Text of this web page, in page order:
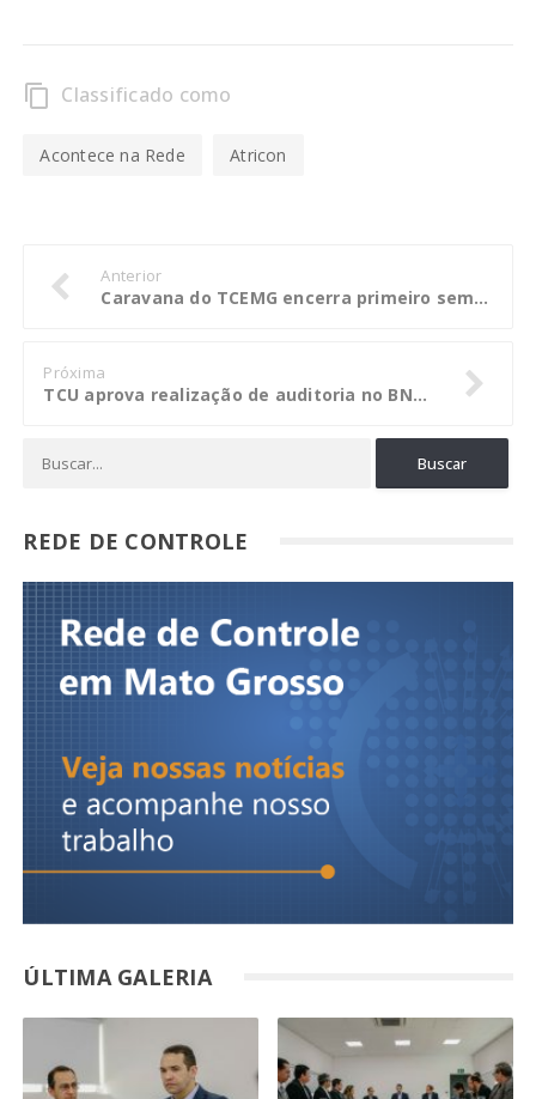
content_copy Classificado como
Acontece na Rede Atricon
Anterior
Caravana do TCEMG encerra primeiro semestre dos encontros técnicos
Próxima
TCU aprova realização de auditoria no BNDES para avaliar impacto dos empréstimos concedidos
REDE DE CONTROLE
ÚLTIMA GALERIA